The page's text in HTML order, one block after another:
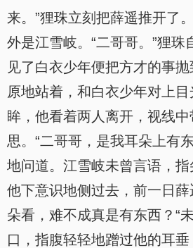
来。”狸珠立刻把薛遥推开了
外是江雪岐。“二哥哥。”狸珠
见了白衣少年便把方才的事
原地站着，和白衣少年对上
眸，他看着两人离开，视线
思。“二哥哥，是我耳朵上有
地问道。江雪岐未曾言语，指
他下意识地侧过去，前一日
朵看，难不成真是有东西？“
口，指腹轻轻地蹭过他的耳